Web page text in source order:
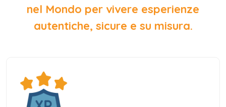
nel Mondo per vivere esperienze
autentiche, sicure e su misura.